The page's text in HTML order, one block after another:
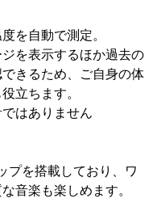
を自動で測定。
を表示するほか過去の
きるため、ご自身の体
立ちます。
はありません
プを搭載しており、ワ
音楽も楽しめます。